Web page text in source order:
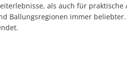
als auch für
Ballungsregionen immer